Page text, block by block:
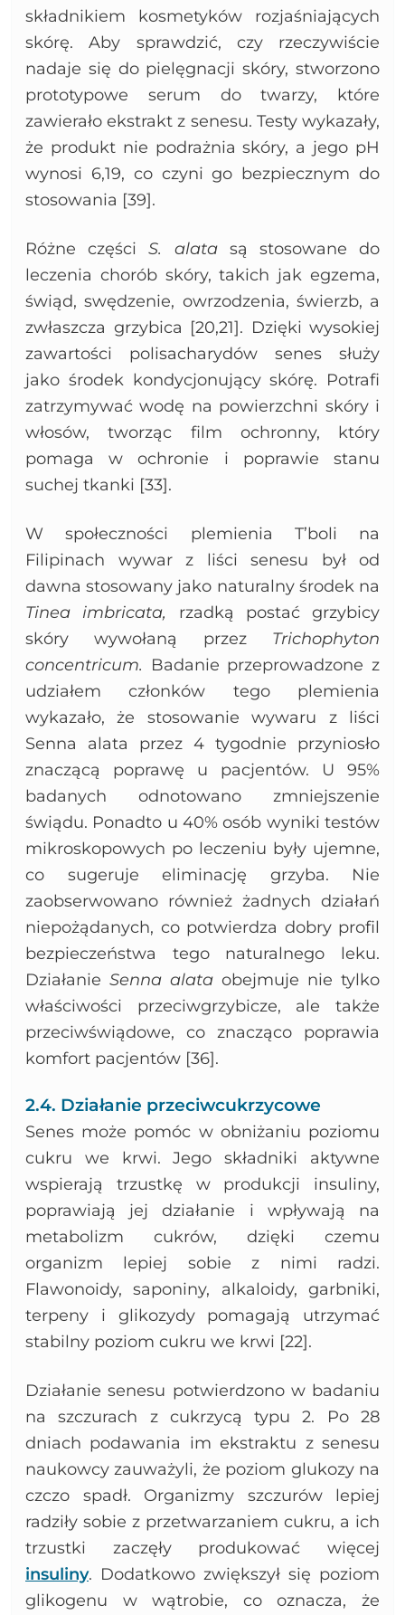
składnikiem kosmetyków rozjaśniających
skórę. Aby sprawdzić, czy rzeczywiście
nadaje się do pielęgnacji skóry, stworzono
prototypowe serum do twarzy, które
zawierało ekstrakt z senesu. Testy wykazały,
że produkt nie podrażnia skóry, a jego pH
wynosi 6,19, co czyni go bezpiecznym do
stosowania [39].
Różne częściS. alatasą stosowane do
leczenia chorób skóry, takich jak egzema,
świąd, swędzenie, owrzodzenia, świerzb, a
zwłaszcza grzybica [20,21]. Dzięki wysokiej
zawartości polisacharydów senes służy
jako środek kondycjonujący skórę. Potrafi
zatrzymywać wodę na powierzchni skóry i
włosów, tworząc film ochronny, który
pomaga w ochronie i poprawie stanu
suchej tkanki [33].
W społeczności plemienia T’boli na
Filipinach wywar z liści senesu był od
dawna stosowany jako naturalny środek na
Tinea imbricata,
rzadką postać grzybicy
skóry wywołaną przez Trichophyton
concentricum. Badanie przeprowadzone z
udziałem członków tego plemienia
wykazało, że stosowanie wywaru z liści
Senna alata przez 4 tygodnie przyniosło
znaczącą poprawę u pacjentów. U 95%
badanych odnotowano zmniejszenie
świądu. Ponadto u 40% osób wyniki testów
mikroskopowych po leczeniu były ujemne,
co sugeruje eliminację grzyba. Nie
zaobserwowano również żadnych działań
niepożądanych, co potwierdza dobry profil
bezpieczeństwa tego naturalnego leku.
Działanie Senna alata obejmuje nie tylko
właściwości przeciwgrzybicze, ale także
przeciwświądowe, co znacząco poprawia
komfort pacjentów [36].
2.4. Działanie przeciwcukrzycowe
Senes może pomóc w obniżaniu poziomu
cukru we krwi. Jego składniki aktywne
wspierają trzustkę w produkcji insuliny,
poprawiają jej działanie i wpływają na
metabolizm cukrów, dzięki czemu
organizm lepiej sobie z nimi radzi.
Flawonoidy, saponiny, alkaloidy, garbniki,
terpeny i glikozydy pomagają utrzymać
stabilny poziom cukru we krwi [22].
Działanie senesu potwierdzono w badaniu
na szczurach z cukrzycą typu 2. Po 28
dniach podawania im ekstraktu z senesu
naukowcy zauważyli, że poziom glukozy na
czczo spadł. Organizmy szczurów lepiej
radziły sobie z przetwarzaniem cukru, a ich
trzustki zaczęły produkować więcej
insuliny. Dodatkowo zwiększył się poziom
glikogenu w wątrobie, co oznacza, że